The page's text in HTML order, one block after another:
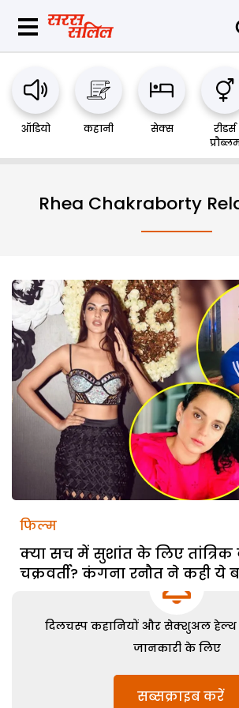
ऑडियो कहानी सेक्स
रीडर्स
Rhea Chakraborty
फिल्म
क्या सच में सुशांत के लिए तांत्रिक
चक्रवर्ती? कंगना रनौत ने कही ये
दिलचस्प कहानियों और सेक्शुअल हेल्थ
जानकारी के लिए
सब्सक्राइब करें